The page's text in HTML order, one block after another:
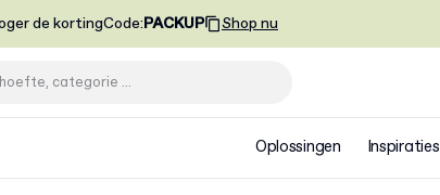
de kortingCode:PACKUP Shop nu
Oplossingen Inspiraties